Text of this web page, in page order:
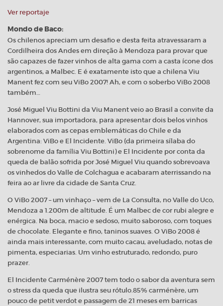
Ver reportaje
Mondo de Baco:
Os chilenos apreciam um desafio e desta feita atravessaram a
Cordilheira dos Andes em direção à Mendoza para provar que
são capazes de fazer vinhos de alta gama com a casta ícone dos
argentinos, a Malbec. E é exatamente isto que a chilena Viu
Manent fez com seu ViBo 2007! Ah, e com o soberbo ViBo 2008
também…
José Miguel Viu Bottini da Viu Manent veio ao Brasil a convite da
Hannover, sua importadora, para apresentar dois belos vinhos
elaborados com as cepas emblemáticas do Chile e da
Argentina: ViBo e El Incidente. ViBo (da primeira sílaba do
sobrenome da família Viu Bottini) e El Incidente por conta da
queda de balão sofrida por José Miguel Viu quando sobrevoava
os vinhedos do Valle de Colchagua e acabaram aterrissando na
feira ao ar livre da cidade de Santa Cruz.
O ViBo 2007 – um vinhaço – vem de La Consulta, no Valle do Uco,
Mendoza a 1.200m de altitude. É um Malbec de cor rubi alegre e
enérgica. Na boca, macio e sedoso, muito saboroso, com toques
de chocolate. Elegante e fino, taninos suaves. O ViBo 2008 é
ainda mais interessante, com muito cacau, aveludado, notas de
pimenta, especiarias. Um vinho estruturado, redondo, puro
prazer.
El Incidente Carménère 2007 tem todo o sabor da aventura sem
o stress da queda que ilustra seu rótulo.85% carménère, um
pouco de petit verdot e passagem de 21 meses em barricas